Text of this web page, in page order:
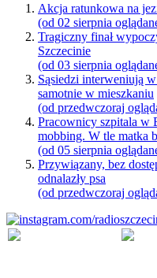
Akcja ratunkowa na
(od 02 sierpnia
Tragiczny finał
Szczecinie
(od 03 sierpnia
Sąsiedzi interweniują
samotnie w mieszkaniu
(od przedwczoraj
Pracownicy szpitala w
mobbing. W tle matka
(od 05 sierpnia
Przywiązany, bez
odnalazły psa
(od przedwczoraj